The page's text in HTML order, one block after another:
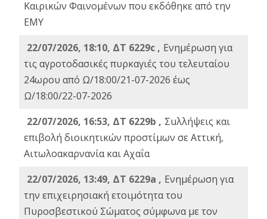
Καιρικών Φαινομένων που εκδόθηκε από την
ΕΜΥ
22/07/2026, 18:10, ΔΤ 6229c , Ενημέρωση για
τις αγροτοδασικές πυρκαγιές του τελευταίου
24ωρου από Ω/18:00/21-07-2026 έως
Ω/18:00/22-07-2026
22/07/2026, 16:53, ΔΤ 6229b , Σuλλήψεις και
επιβολή διοικητικών προστίμων σε Αττική,
Αιτωλοακαρνανία και Αχαΐα
22/07/2026, 13:49, ΔΤ 6229a , Ενημέρωση για
την επιχειρησιακή ετοιμότητα του
Πυροσβεστικού Σώματος σύμφωνα με τον